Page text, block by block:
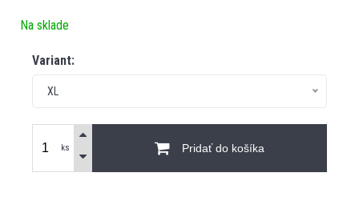
Na sklade
Variant:
XL
ks Pridať do košíka